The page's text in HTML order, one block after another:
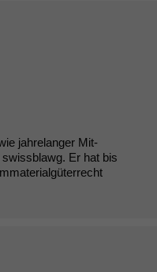
jahrelanger Mit-
Er hat bis